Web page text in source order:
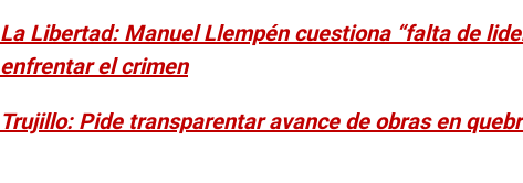
La Libertad: Manuel Llempén cuestiona “falta de
enfrentar el crimen
Trujillo: Pide transparentar avance de obras en